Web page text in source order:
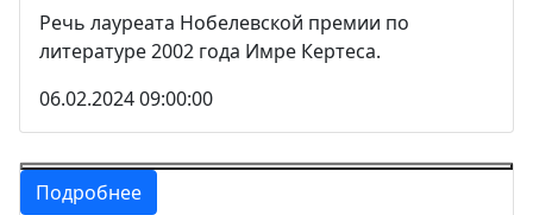
Речь лауреата Нобелевской премии по
литературе 2002 года Имре Кертеса.
06.02.2024 09:00:00
Подробнее